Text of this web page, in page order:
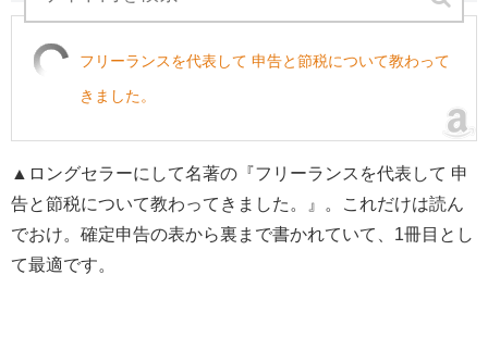
フリーランスを代表して 申告と節税について教わって
きました。
▲ロングセラーにして名著の『フリーランスを代表して 申
告と節税について教わってきました。』。これだけは読ん
でおけ。確定申告の表から裏まで書かれていて、1冊目とし
て最適です。